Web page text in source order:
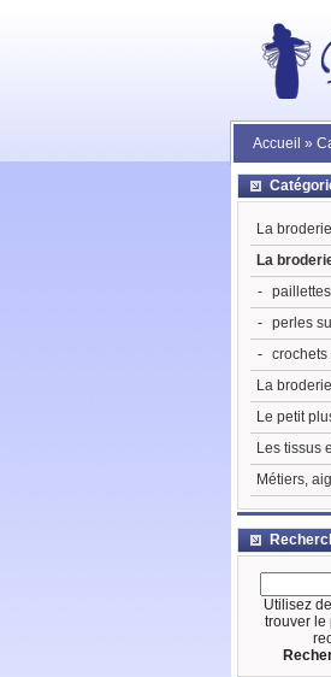
Accueil »
La
La
-
- perles
- crochets
La
Le petit
Les tissus
Métiers,
Utilisez
trouver le